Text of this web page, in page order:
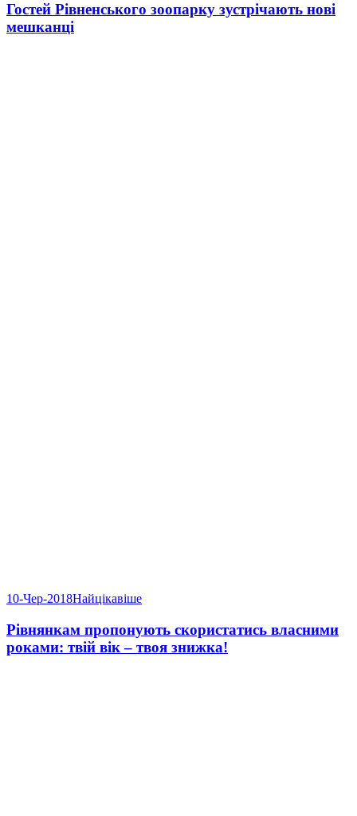
Гостей Рівненського зоопарку зустрічають нові
мешканці
10-Чер-2018Найцікавіше
Рівнянкам пропонують скористатись власними
роками: твій вік – твоя знижка!